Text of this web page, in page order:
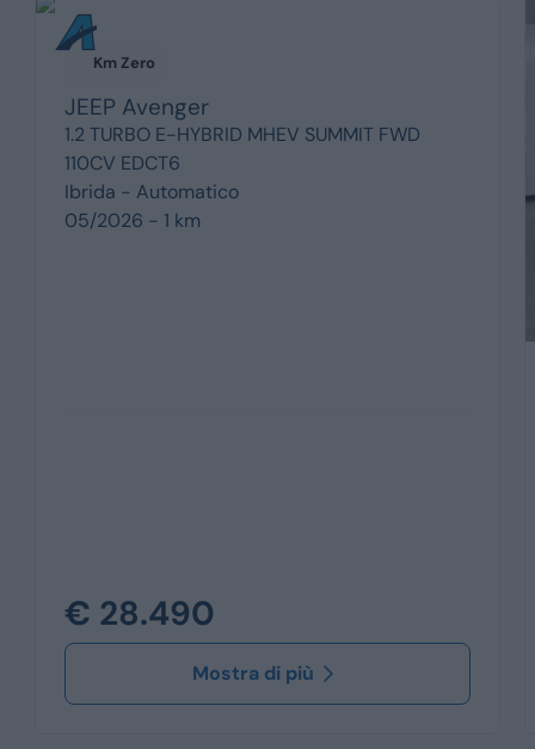
Km Zero
JEEP Avenger
1.2 TURBO E-HYBRID MHEV SUMMIT FWD
110CV EDCT6
Ibrida - Automatico
05/2026 - 1 km
€ 28.490
Mostra di più